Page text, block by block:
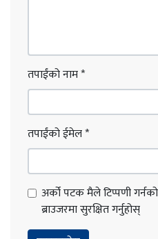
तपाईंको नाम*
तपाईंको ईमेल*
अर्को पटक मैले टिप्पणी
ब्राउजरमा सुरक्षित गर्नुहोस्